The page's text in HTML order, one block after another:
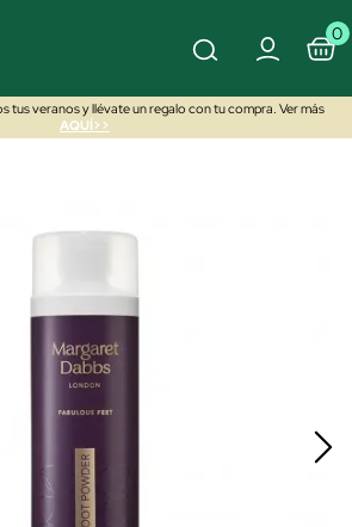
0
tus veranos y llévate un regalo con tu compra. Ver más
AQUÍ>>